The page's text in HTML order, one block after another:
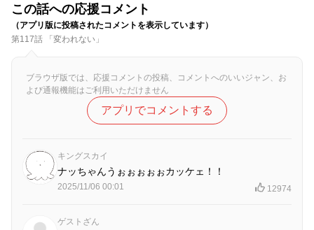
この話への応援コメント
（アプリ版に投稿されたコメントを表示しています）
第117話 「変われない」
ブラウザ版では、応援コメントの投稿、コメントへのいいジャン、お
よび通報機能はご利用いただけません
アプリでコメントする
キングスカイ
ナッちゃんうぉぉぉぉぉカッケェ！！
2025/11/06 00:01 12974
ゲストざん